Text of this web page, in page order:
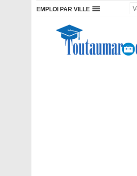
EMPLOI PAR VILLE